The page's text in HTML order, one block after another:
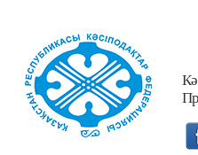
металлургам подняли зарплату
на «АрселорМиттал Темиртау»
23 января 2019
Делегация Федерации
профсоюзов РК принимает
участие в работе 18 Конгресса